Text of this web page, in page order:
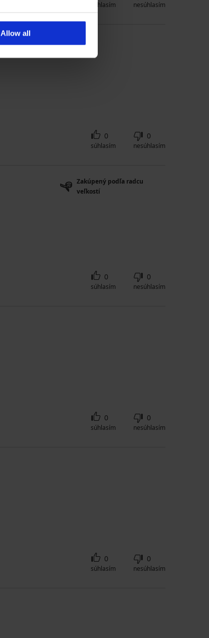
Allow all
súhlasím nesúhlasím
0
súhlasím
0
nesúhlasím
Zakúpený podľa radcu
veľkostí
0
súhlasím
0
nesúhlasím
0
súhlasím
0
nesúhlasím
0
súhlasím
0
nesúhlasím